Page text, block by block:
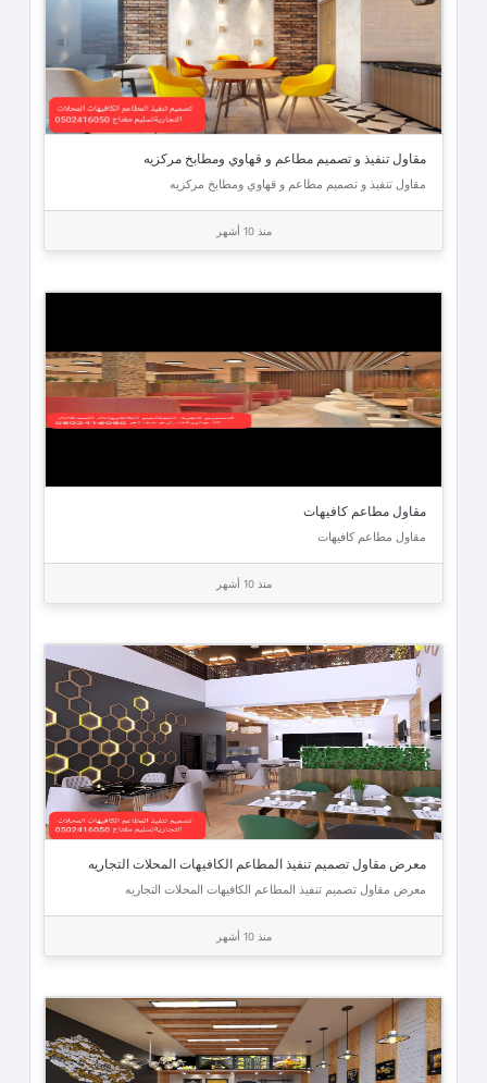
مقاول تنفيذ و تصميم مطاعم و قهاوي ومطابخ مركزيه
مقاول تنفيذ و تصميم مطاعم و قهاوي ومطابخ مركزيه
منذ 10 أشهر
مقاول مطاعم كافيهات
مقاول مطاعم كافيهات
منذ 10 أشهر
معرض مقاول تصميم تنفيذ المطاعم الكافيهات المحلات التجاريه
معرض مقاول تصميم تنفيذ المطاعم الكافيهات المحلات التجاريه
منذ 10 أشهر